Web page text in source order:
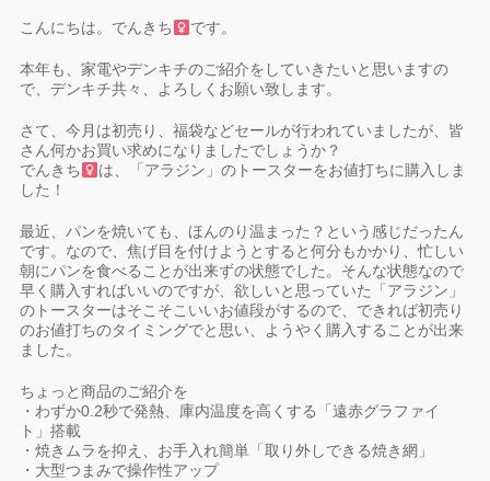
こんにちは。でんきち です。
本年も、家電やデンキチのご紹介をしていきたいと思いますの
で、デンキチ共々、よろしくお願い致します。
さて、今月は初売り、福袋などセールが行われていましたが、皆
さん何かお買い求めになりましたでしょうか？
でんきち
は、「アラジン」のトースターをお値打ちに購入しま
した！
最近、パンを焼いても、ほんのり温まった？という感じだったん
です。なので、焦げ目を付けようとすると何分もかかり、忙しい
朝にパンを食べることが出来ずの状態でした。そんな状態なので
早く購入すればいいのですが、欲しいと思っていた「アラジン」
のトースターはそこそこいいお値段がするので、できれば初売り
のお値打ちのタイミングでと思い、ようやく購入することが出来
ました。
ちょっと商品のご紹介を
・わずか0.2秒で発熱、庫内温度を高くする「遠赤グラファイ
ト」搭載
・焼きムラを抑え、お手入れ簡単「取り外しできる焼き網」
・大型つまみで操作性アップ